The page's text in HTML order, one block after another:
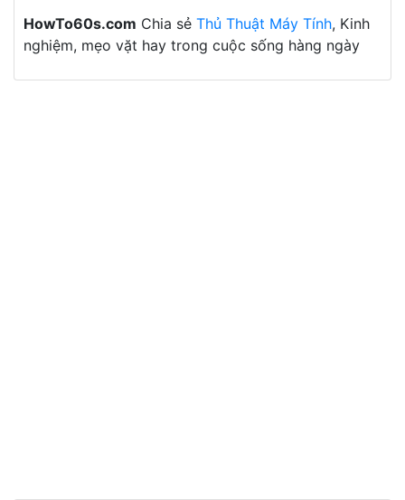
HowTo60s.com Chia sẻ Thủ Thuật Máy Tính, Kinh
nghiệm, mẹo vặt hay trong cuộc sống hàng ngày